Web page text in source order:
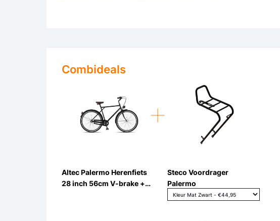
Combideals
Altec Palermo Herenfiets
28 inch 56cm V-brake +
Steco Voordrager
Palermo